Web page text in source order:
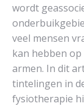
wordt
veel mensen
kan hebben op
armen. In dit
tintelingen in
fysiotherapie